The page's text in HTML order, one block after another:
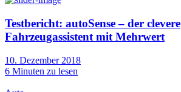
Testbericht: autoSense – der clevere
Fahrzeugassistent mit Mehrwert
10. Dezember 2018
6 Minuten zu lesen